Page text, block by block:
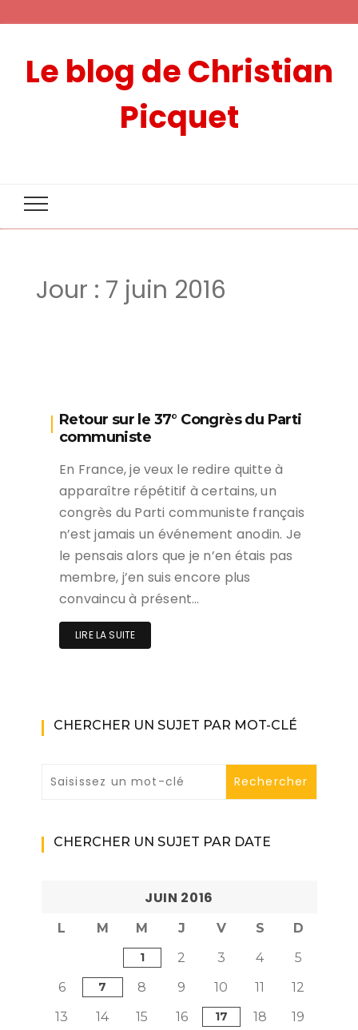
Le blog de Christian
Picquet
Jour : 7 juin 2016
Retour sur le 37° Congrès du Parti
communiste
En France, je veux le redire quitte à
apparaître répétitif à certains, un
congrès du Parti communiste français
n’est jamais un événement anodin. Je
le pensais alors que je n’en étais pas
membre, j’en suis encore plus
convaincu à présent…
LIRE LA SUITE
CHERCHER UN SUJET PAR MOT-CLÉ
CHERCHER UN SUJET PAR DATE
JUIN 2016
L M M J V S D
1 2 3 4
5
6
7 8 9 10 11
12
13
14 15 16 17 18
19